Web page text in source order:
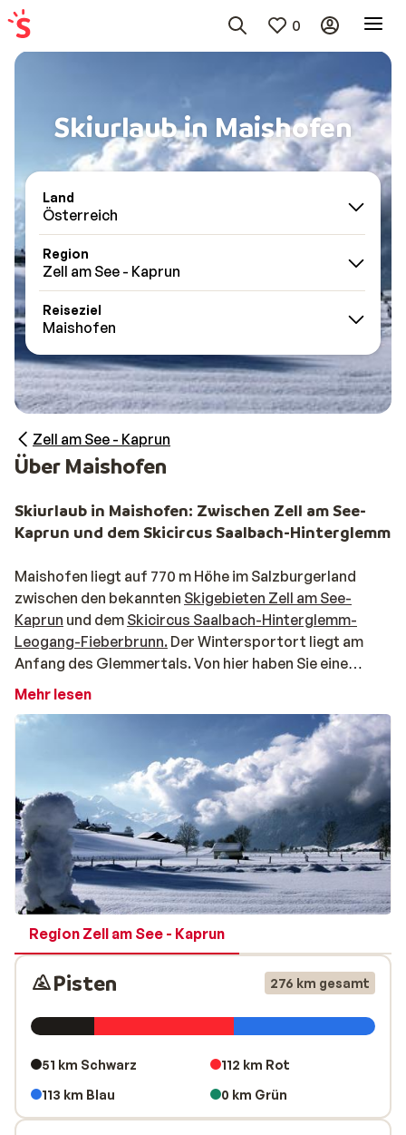
0
Skiurlaub in Maishofen
Land
Österreich
Region
Zell am See - Kaprun
Reiseziel
Maishofen
Zell am See - Kaprun
Über Maishofen
Skiurlaub in Maishofen: Zwischen Zell am See-
Kaprun und dem Skicircus Saalbach-Hinterglemm
Maishofen liegt auf 770 m Höhe im Salzburgerland
zwischen den bekannten Skigebieten Zell am See-
Kaprun und dem Skicircus Saalbach-Hinterglemm-
Leogang-Fieberbrunn. Der Wintersportort liegt am
Anfang des Glemmertals. Von hier haben Sie eine
herrliche Aussicht über den Zeller See.
Maishofen ist ein kleiner, gemütlicher Ort mit ein paar
Restaurants und Geschäften, Poststelle,
Touristeninformation sowie zwei Skischulen.
Mehr lesen
Region Zell am See - Kaprun
Pisten 276 km gesamt
51 km Schwarz
112 km Rot
113 km Blau
0 km Grün